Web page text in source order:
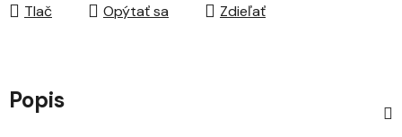
Tlač Opýtať sa Zdieľať
Popis